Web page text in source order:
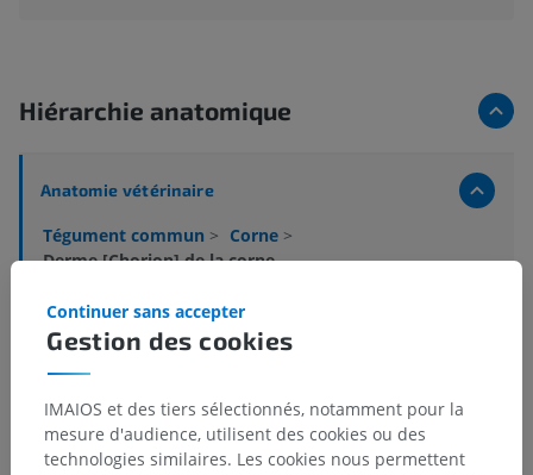
Hiérarchie anatomique
Anatomie vétérinaire
Tégument commun > Corne >
Derme [Chorion] de la corne
Structures sous-jacentes :
Papilles dermiques [chorioniques]
Traductions
Gestion des cookies
Continuer sans accepter
IMAIOS et des tiers sélectionnés, notamment pour la
mesure d'audience, utilisent des cookies ou des
technologies similaires. Les cookies nous permettent